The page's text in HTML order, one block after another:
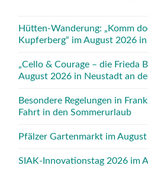
Hütten-Wanderung: „Komm
Kupferberg“ im August 2026
„Cello & Courage – die Frieda
August 2026 in Neustadt an
Besondere Regelungen in
Fahrt in den Sommerurlaub
Pfälzer Gartenmarkt im
SIAK-Innovationstag 2026 im